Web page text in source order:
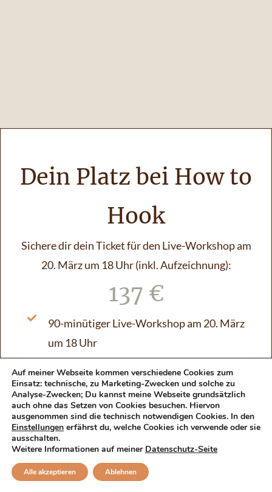
Dein Platz bei How to
Hook
Sichere dir dein Ticket für den Live-Workshop am
20. März um 18 Uhr (inkl. Aufzeichnung):
137 €
90-minütiger Live-Workshop am 20. März
um 18 Uhr
Live Q&A mit Vivienne
Zugang zur Aufzeichnung
101 Vorlagen für Überschriften, die
verkaufen (PDF)
Checkliste mit SOS Tipps für bessere
Auf meiner Webseite kommen verschiedene Cookies zum
Einsatz: technische, zu Marketing-Zwecken und solche zu
Analyse-Zwecken; Du kannst meine Webseite grundsätzlich
auch ohne das Setzen von Cookies besuchen. Hiervon
ausgenommen sind die technisch notwendigen Cookies. In den
Einstellungen erfährst du, welche Cookies ich verwende oder sie
ausschalten.
Weitere Informationen auf meiner Datenschutz-Seite
Alle akzeptieren Ablehnen